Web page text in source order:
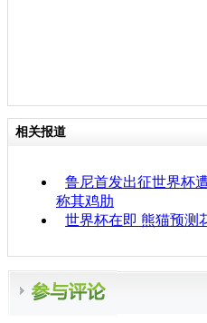
相关报道
鲁尼首发出征世界杯
称其鸡肋
世界杯在即 熊猫预测